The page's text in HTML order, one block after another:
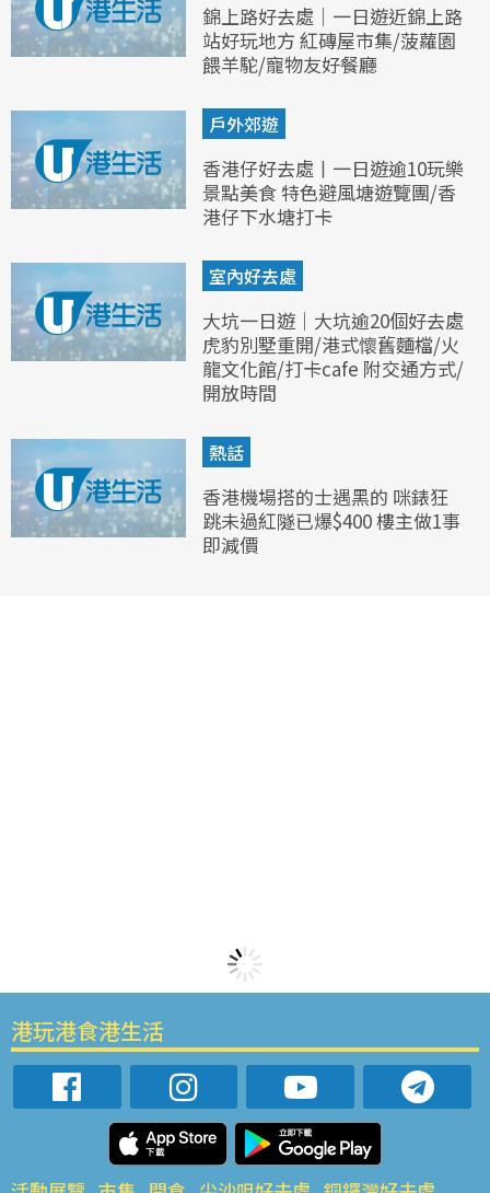
錦上路好去處｜一日遊近錦上路
站好玩地方 紅磚屋市集/菠蘿園
餵羊駝/寵物友好餐廳
戶外郊遊
香港仔好去處丨一日遊逾10玩樂
景點美食 特色避風塘遊覽團/香
港仔下水塘打卡
室內好去處
大坑一日遊｜大坑逾20個好去處
虎豹別墅重開/港式懷舊麵檔/火
龍文化館/打卡cafe 附交通方式/
開放時間
熱話
香港機場搭的士遇黑的 咪錶狂
跳未過紅隧已爆$400 樓主做1事
即減價
港玩港食港生活